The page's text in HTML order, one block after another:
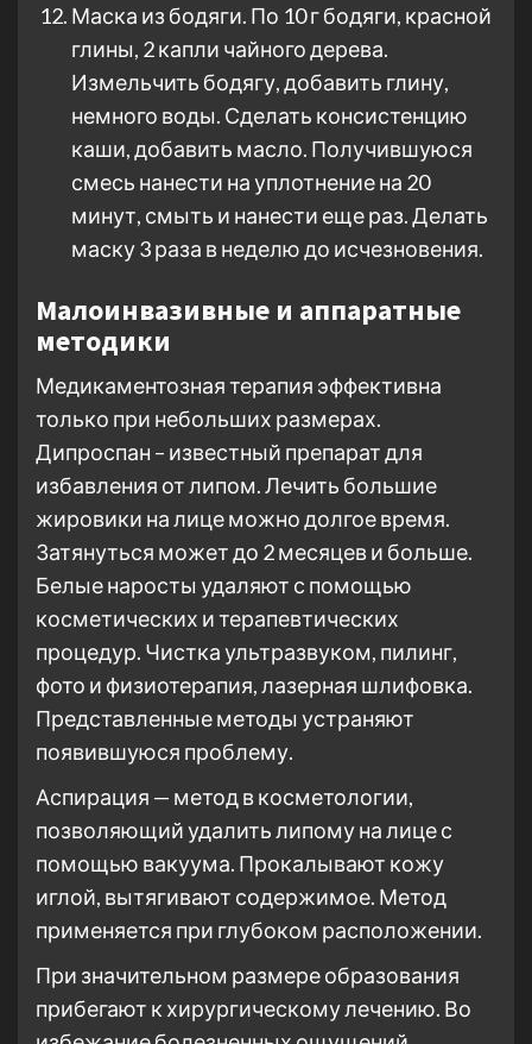
Маска из бодяги. По 10 г бодяги, красной
глины, 2 капли чайного дерева.
Измельчить бодягу, добавить глину,
немного воды. Сделать консистенцию
каши, добавить масло. Получившуюся
смесь нанести на уплотнение на 20
минут, смыть и нанести еще раз. Делать
маску 3 раза в неделю до исчезновения.
Малоинвазивные и аппаратные
методики
Медикаментозная терапия эффективна
только при небольших размерах.
Дипроспан – известный препарат для
избавления от липом. Лечить большие
жировики на лице можно долгое время.
Затянуться может до 2 месяцев и больше.
Белые наросты удаляют с помощью
косметических и терапевтических
процедур. Чистка ультразвуком, пилинг,
фото и физиотерапия, лазерная шлифовка.
Представленные методы устраняют
появившуюся проблему.
Аспирация — метод в косметологии,
позволяющий удалить липому на лице с
помощью вакуума. Прокалывают кожу
иглой, вытягивают содержимое. Метод
применяется при глубоком расположении.
При значительном размере образования
прибегают к хирургическому лечению. Во